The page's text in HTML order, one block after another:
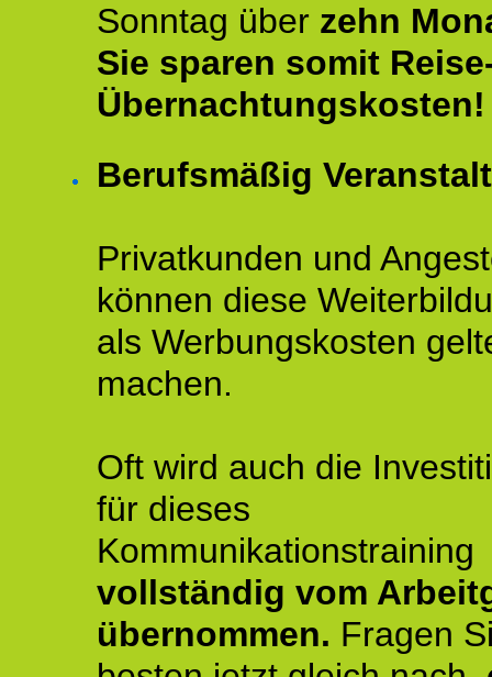
Sonntag über zehn
Sie sparen somit
Übernachtungskosten!
Berufsmäßig
Privatkunden und
können diese
als Werbungskosten
machen.
Oft wird auch die
für dieses
Kommunikationstraining
vollständig vom
übernommen. Fragen